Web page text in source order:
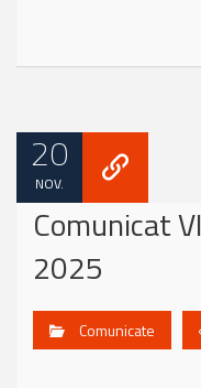
20
NOV.
Comunicat
2025
Comunicate